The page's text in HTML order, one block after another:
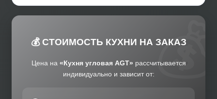
💰 СТОИМОСТЬ КУХНИ НА ЗАКАЗ
Цена на «Кухня угловая AGT» рассчитывается
индивидуально и зависит от: